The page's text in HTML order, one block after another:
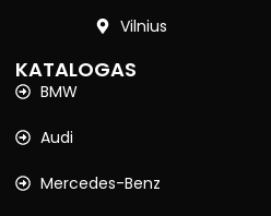
Vilnius
KATALOGAS
BMW
Audi
Mercedes-Benz